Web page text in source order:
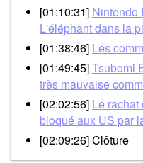
[01:10:31] Nintendo
L'éléphant dans la
[01:38:46] Les
[01:49:45]Tsubomi
très mauvaise
[02:02:56] Le
bloqué aux US par
[02:09:26] Clôture